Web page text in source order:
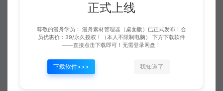
正式上线
尊敬的漫舟学员： 漫舟素材管理器（桌面版）已正式发布！会
员优惠价：39/永久授权！（本人不限制电脑） 下方下载软件
——直接点击下载即可！无需登录网盘！
下载软件>>> 我知道了